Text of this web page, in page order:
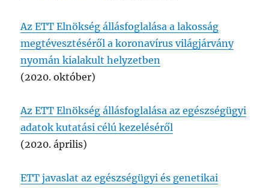
Az ETT Elnökség állásfoglalása a lakosság
megtévesztéséről a koronavírus világjárvány
nyomán kialakult helyzetben
(2020. október)
Az ETT Elnökség állásfoglalása az egészségügyi
adatok kutatási célú kezeléséről
(2020. április)
ETT javaslat az egészségügyi és genetikai